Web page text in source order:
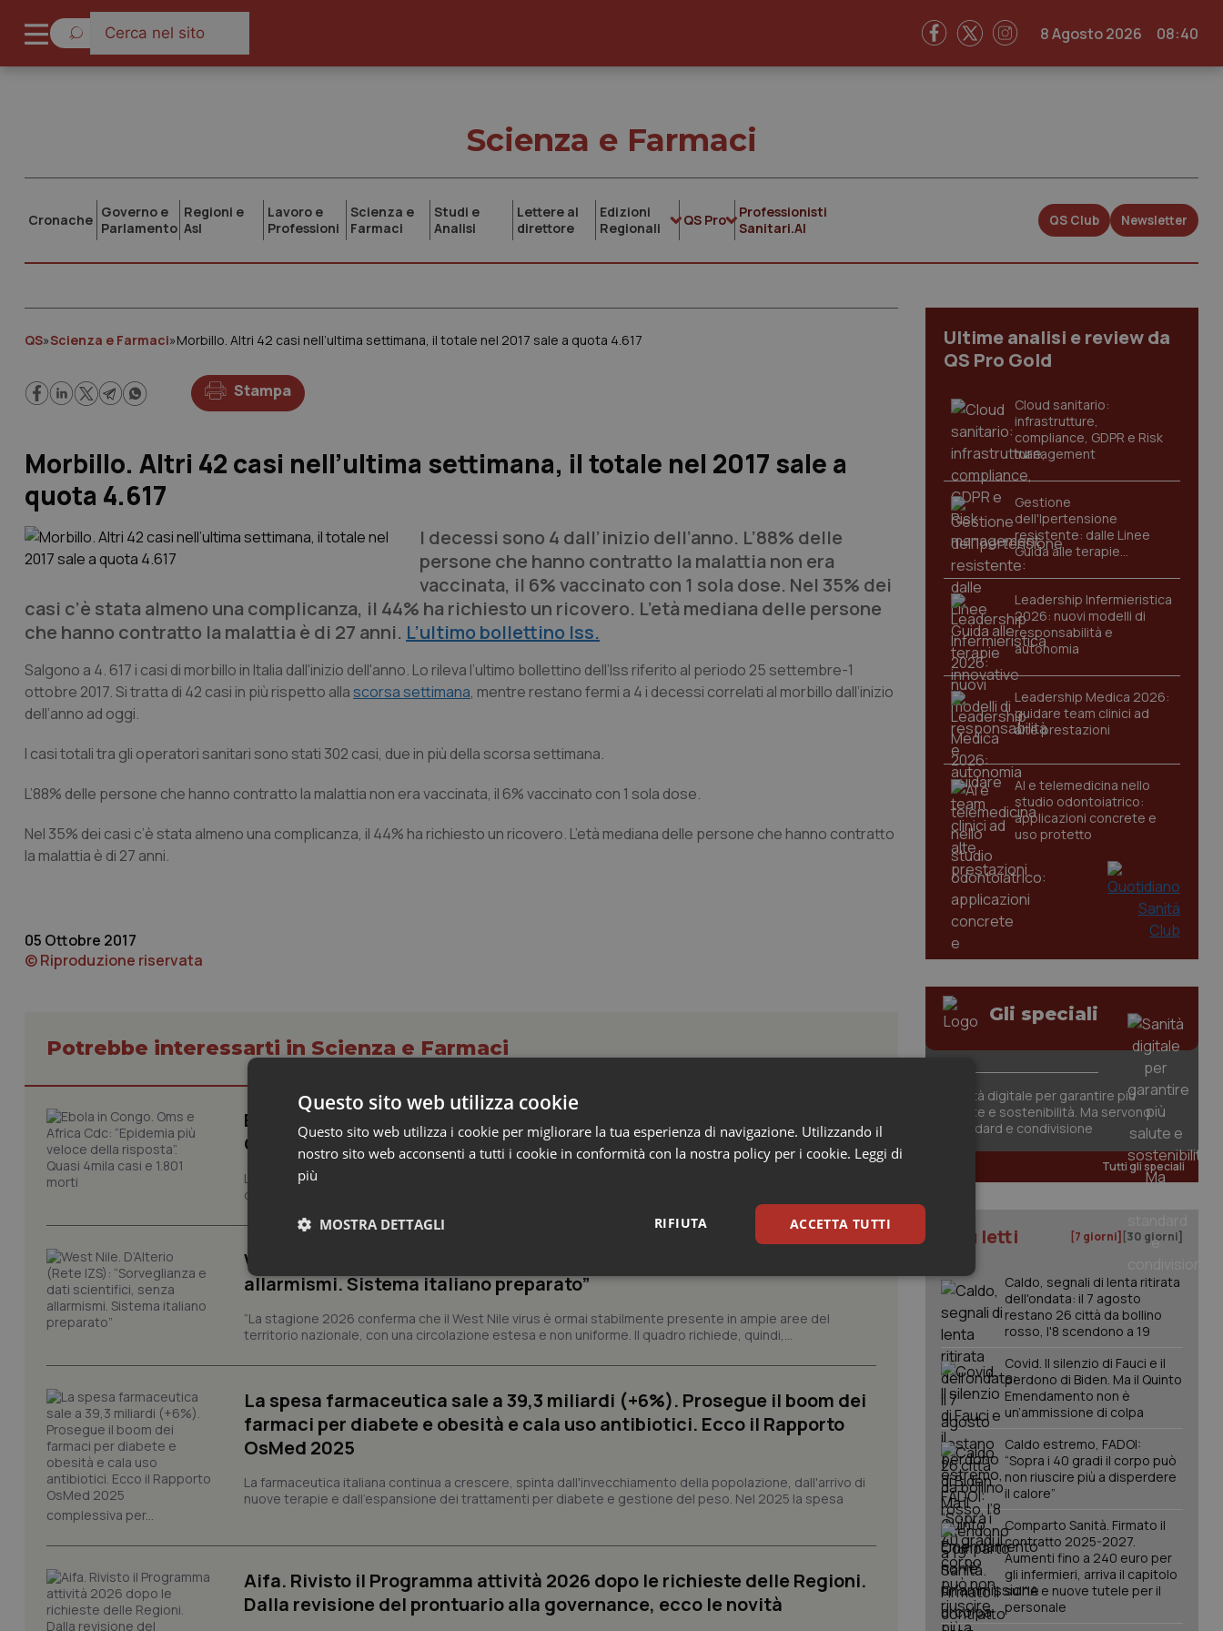
8 Agosto 2026 08:40
Scienza e Farmaci
Cronache Governo e
Parlamento
Regioni e
Asl
Lavoro e
Professioni
Scienza e
Farmaci
Studi e
Analisi
Lettere al
direttore
Edizioni
Regionali
QS Pro
Professionisti
Sanitari.AI
QS Club Newsletter
QS»Scienza e Farmaci»Morbillo. Altri 42 casi nell’ultima settimana, il totale nel 2017 sale a quota 4.617
Stampa
Morbillo. Altri 42 casi nell’ultima settimana, il totale nel 2017 sale a
quota 4.617
I decessi sono 4 dall’inizio dell’anno. L’88% delle
persone che hanno contratto la malattia non era
vaccinata, il 6% vaccinato con 1 sola dose. Nel 35% dei
casi c’è stata almeno una complicanza, il 44% ha richiesto un ricovero. L’età mediana delle persone
che hanno contratto la malattia è di 27 anni. L’ultimo bollettino Iss.
Salgono a 4. 617 i casi di morbillo in Italia dall'inizio dell'anno. Lo rileva l’ultimo bollettino dell’Iss riferito al periodo 25 settembre-1
ottobre 2017. Si tratta di 42 casi in più rispetto allascorsa settimana, mentre restano fermi a 4 i decessi correlati al morbillo dall’inizio
dell’anno ad oggi.
I casi totali tra gli operatori sanitari sono stati 302 casi, due in più della scorsa settimana.
L’88% delle persone che hanno contratto la malattia non era vaccinata, il 6% vaccinato con 1 sola dose.
Nel 35% dei casi c’è stata almeno una complicanza, il 44% ha richiesto un ricovero. L’età mediana delle persone che hanno contratto
la malattia è di 27 anni.
05 Ottobre 2017
© Riproduzione riservata
Potrebbe interessarti in Scienza e Farmaci
Ebola in Congo. Oms e Africa Cdc: “Epidemia più veloce della risposta”.
Quasi 4mila casi e 1.801 morti
L’epidemia di Ebola nella Repubblica Democratica del Congo continua a correre e, in alcune aree orientali
del Paese, sta avanzando più rapidamente della capacità di risposta. Al 4 agosto sono...
West Nile. D’Alterio (Rete IZS): “Sorveglianza e dati scientifici, senza
allarmismi. Sistema italiano preparato”
“La stagione 2026 conferma che il West Nile virus è ormai stabilmente presente in ampie aree del
territorio nazionale, con una circolazione estesa e non uniforme. Il quadro richiede, quindi,...
La spesa farmaceutica sale a 39,3 miliardi (+6%). Prosegue il boom dei
farmaci per diabete e obesità e cala uso antibiotici. Ecco il Rapporto
OsMed 2025
La farmaceutica italiana continua a crescere, spinta dall'invecchiamento della popolazione, dall'arrivo di
nuove terapie e dall'espansione dei trattamenti per diabete e gestione del peso. Nel 2025 la spesa
complessiva per...
Aifa. Rivisto il Programma attività 2026 dopo le richieste delle Regioni.
Dalla revisione del prontuario alla governance, ecco le novità
Ultime analisi e review da
QS Pro Gold
Cloud sanitario:
infrastrutture,
compliance, GDPR e Risk
management
Gestione
dell'Ipertensione
resistente: dalle Linee
Guida alle terapie
innovative
Leadership Infermieristica
2026: nuovi modelli di
responsabilità e
autonomia
Leadership Medica 2026:
guidare team clinici ad
alte prestazioni
AI e telemedicina nello
studio odontoiatrico:
applicazioni concrete e
uso protetto
Gli speciali
Sanità digitale per garantire più
salute e sostenibilità. Ma servono
standard e condivisione
Tutti gli speciali
I più letti [7 giorni] [30 giorni]
Caldo, segnali di lenta ritirata
dell'ondata: il 7 agosto
restano 26 città da bollino
rosso, l'8 scendono a 19
Covid. Il silenzio di Fauci e il
perdono di Biden. Ma il Quinto
Emendamento non è
un’ammissione di colpa
Caldo estremo, FADOI:
“Sopra i 40 gradi il corpo può
non riuscire più a disperdere
il calore”
Comparto Sanità. Firmato il
contratto 2025-2027.
Aumenti fino a 240 euro per
gli infermieri, arriva il capitolo
sull'IA e nuove tutele per il
personale
Questo sito web utilizza cookie
Questo sito web utilizza i cookie per migliorare la tua esperienza di navigazione. Utilizzando il
nostro sito web acconsenti a tutti i cookie in conformità con la nostra policy per i cookie. Leggi di
più
ACCETTA TUTTI
RIFIUTA
MOSTRA DETTAGLI
Necessari Statistici Marketing
Necessari Statistici Marketing
I cookie necessari contribuiscono a rendere fruibile il sito web abilitandone funzionalità di base quali la navigazione sulle pagine
e l'accesso alle aree protette del sito. Il sito web non è in grado di funzionare correttamente senza questi cookie.
Nome
Fornitore /Dominio Scadenza
Descrizione
VISITOR_PRIVACY_METADATA
5 mesi 4
Questo cookie viene utilizzato per memorizzare le
del visitatore riguardo a varie politiche e
preferenze siano onorate nelle sessioni future.
CookieScriptConsent
CookieScript
www.quotidianosanita.it
5 mesi 3
settimane
Questo cookie viene utilizzato dal servizio Cookie-
Script.com per ricordare le preferenze di consenso